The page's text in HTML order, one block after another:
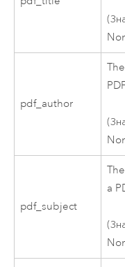
pdf_author
pdf_subject
a